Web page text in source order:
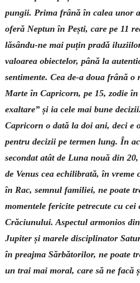
pungii. Prima frână în calea unor
oferă Neptun în Pești, care pe 11
lăsându-ne mai puțin pradă
valoarea obiectelor, până la
sentimente. Cea de-a doua frână
Marte în Capricorn, pe 15, zodie în
exaltare” și ia cele mai bune
Capricorn o dată la doi ani, deci e
pentru decizii pe termen lung. În
secondat atât de Luna nouă din
de Venus cea echilibrată, în vreme
în Rac, semnul familiei, ne poate
momentele fericite petrecute cu
Crăciunului. Aspectul armonios
Jupiter și marele disciplinator
în preajma Sărbătorilor, ne poate
un trai mai moral, care să ne facă